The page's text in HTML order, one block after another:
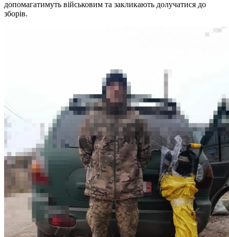
допомагатимуть військовим та закликають долучатися до
зборів.